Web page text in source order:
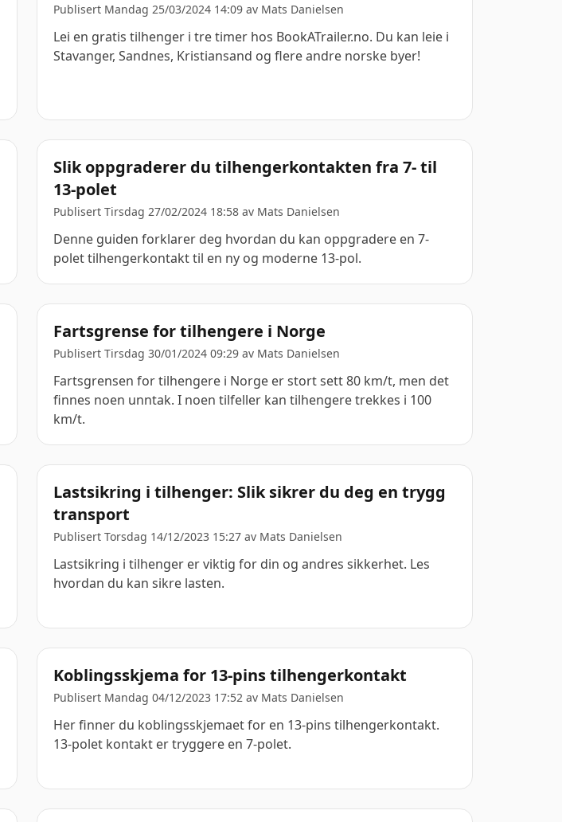
Publisert Mandag 25/03/2024 14:09 av Mats Danielsen
Lei en gratis tilhenger i tre timer hos BookATrailer.no. Du kan leie i
Stavanger, Sandnes, Kristiansand og flere andre norske byer!
Slik oppgraderer du tilhengerkontakten fra 7- til
13-polet
Publisert Tirsdag 27/02/2024 18:58 av Mats Danielsen
Denne guiden forklarer deg hvordan du kan oppgradere en 7-
polet tilhengerkontakt til en ny og moderne 13-pol.
Fartsgrense for tilhengere i Norge
Publisert Tirsdag 30/01/2024 09:29 av Mats Danielsen
Fartsgrensen for tilhengere i Norge er stort sett 80 km/t, men det
finnes noen unntak. I noen tilfeller kan tilhengere trekkes i 100
km/t.
Lastsikring i tilhenger: Slik sikrer du deg en trygg
transport
Publisert Torsdag 14/12/2023 15:27 av Mats Danielsen
Lastsikring i tilhenger er viktig for din og andres sikkerhet. Les
hvordan du kan sikre lasten.
Koblingsskjema for 13-pins tilhengerkontakt
Publisert Mandag 04/12/2023 17:52 av Mats Danielsen
Her finner du koblingsskjemaet for en 13-pins tilhengerkontakt.
13-polet kontakt er tryggere en 7-polet.